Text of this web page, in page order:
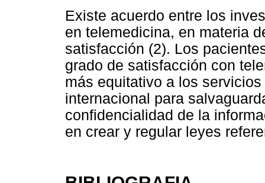
Existe acuerdo entre los
en telemedicina, en materia
satisfacción (2). Los
grado de satisfacción con
más equitativo a los
internacional para
confidencialidad de la
en crear y regular leyes